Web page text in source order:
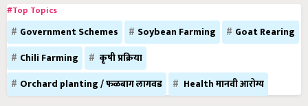
#Top Topics
Government Schemes Soybean Farming
Goat Rearing
Chili Farming
कृषी प्रक्रिया
Orchard planting / फळबाग लागवड
Health मानवी आरोग्य